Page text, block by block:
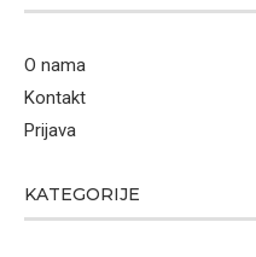
O nama
Kontakt
Prijava
KATEGORIJE